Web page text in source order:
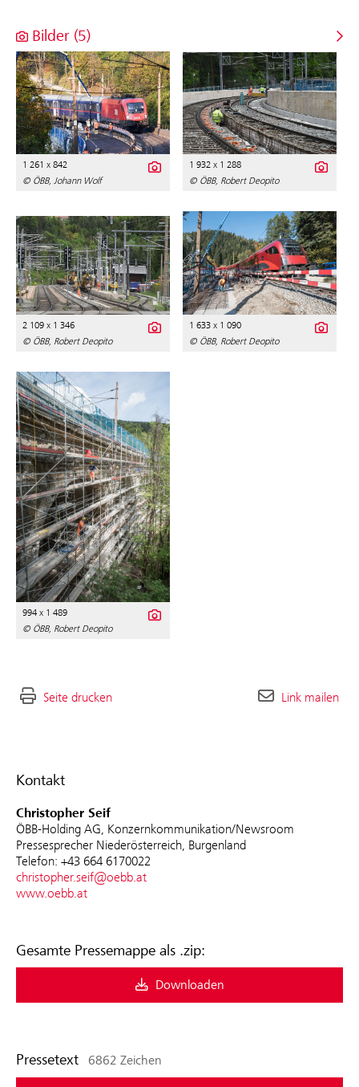
Kontakt
Christopher Seif
ÖBB-Holding AG, Konzernkommunikation/Newsroom
Pressesprecher Niederösterreich, Burgenland
Telefon: +43 664 6170022
christopher.seif@oebb.at
www.oebb.at
Gesamte Pressemappe als .zip:
Downloaden
Pressetext 6862 Zeichen
Bilder (5)
1 261 x 842
© ÖBB, Johann Wolf
1 932 x 1 288
© ÖBB, Robert Deopito
2 109 x 1 346
© ÖBB, Robert Deopito
1 633 x 1 090
© ÖBB, Robert Deopito
994 x 1 489
© ÖBB, Robert Deopito
Seite drucken Link mailen